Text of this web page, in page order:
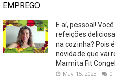
EMPREGO
E aí, pessoal!
refeições
na cozinha? Pois
novidade que vai
Marmita Fit
May 15, 2023 0